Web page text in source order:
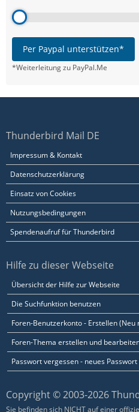
Per Paypal unterstützen*
*Weiterleitung zu PayPal.Me
Thunderbird Mail DE
Impressum & Kontakt
Datenschutzerklärung
Einsatz von Cookies
Nutzungsbedingungen
Spendenaufruf für Thunderbird
Hilfe zu dieser Webseite
Übersicht der Hilfe zur Webseite
Die Suchfunktion benutzen
Foren-Benutzerkonto - Erstellen (Neu
Foren-Thema erstellen und
Passwort vergessen - neues
Copyright © 2003-2026
Sie befinden sich NICHT auf einer